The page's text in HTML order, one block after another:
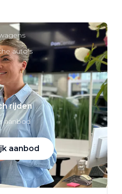
auto's
rijden
aanbod
aanbod